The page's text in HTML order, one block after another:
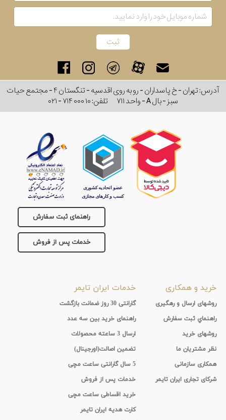
آدرس: تهران - خ پاسداران - رو به روی اقدسیه - تنگستان ۴ - مجتمع حیات
سبز - بال A - واحد ۷۱۱
تلفن:۰۲۱ - ۷۱۴ ۰۰۰ ۱۰
راهنمای ثبت سفارش
خدمات پس از فروش
خرید و همکاری
روشهای ارسال و رهگیری
راهنماي ثبت سفارش
روشهای خرید
نظر مشتریان ما
همکاری سازمانی
شرکای تجاری ایران تایمر
خدمات ایران تایمر
گارانتی 30 روز ضمانت بازگشت
راهنمای خرید بین سه عدد
ارسال 3 ساعته محصولات
تضمین اصالت(اورجینال)
5 سال گارانتی ساعت مچی
خدمات پس از فروش
خرید اقساطی ساعت مچی
کارت هدیه ایران تایمر